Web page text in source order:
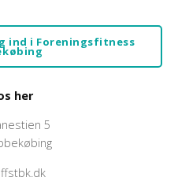
ind i Foreningsfitness
her
5